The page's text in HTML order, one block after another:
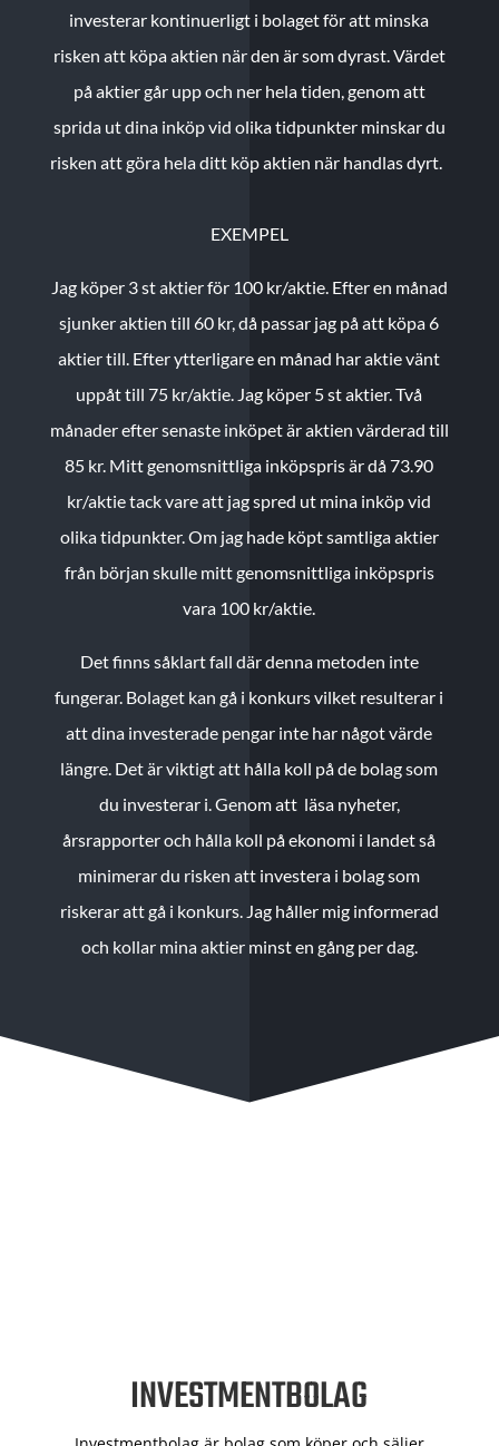
investerar kontinuerligt i bolaget för att minska
risken att köpa aktien när den är som dyrast. Värdet
på aktier går upp och ner hela tiden, genom att
sprida ut dina inköp vid olika tidpunkter minskar du
risken att göra hela ditt köp aktien när handlas dyrt.
EXEMPEL
Jag köper 3 st aktier för 100 kr/aktie. Efter en månad
sjunker aktien till 60 kr, då passar jag på att köpa 6
aktier till. Efter ytterligare en månad har aktie vänt
uppåt till 75 kr/aktie. Jag köper 5 st aktier.Två
månader efter senaste inköpet är aktien värderad till
85 kr. Mitt genomsnittliga inköpspris är då 73.90
kr/aktie tack vare att jag spred ut mina inköp vid
olika tidpunkter. Om jag hade köpt samtliga aktier
från början skulle mitt genomsnittliga inköpspris
vara 100 kr/aktie.
Det finns såklart fall där denna metoden inte
fungerar. Bolaget kan gå i konkurs vilket resulterar i
att dina investerade pengar inte har något värde
längre. Det är viktigt att hålla koll på de bolag som
du investerar i. Genom att läsa nyheter,
årsrapporter och hålla koll på ekonomi i landet så
minimerar du risken att investera i bolag som
riskerar att gå i konkurs. Jag håller mig informerad
och kollar mina aktier minst en gång per dag.
INVESTMENTBOLAG